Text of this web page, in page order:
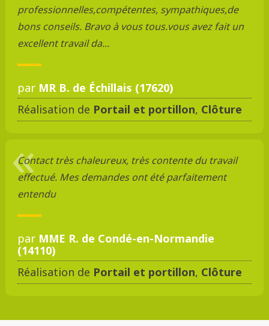
professionnelles,compétentes, sympathiques,de
bons conseils. Bravo à vous tous.vous avez fait un
excellent travail da...
par MR B. de Échillais (17620)
Réalisation de Portail et portillon, Clôture
Contact très chaleureux, très contente du travail
effectué. Mes demandes ont été parfaitement
entendu
par MME R. de Condé-en-Normandie
(14110)
Réalisation de Portail et portillon, Clôture